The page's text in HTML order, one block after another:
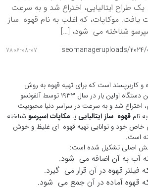
یک طراح ایتالیایی، اختراع شد و به سرعت
یافت. موکاپات، که اغلب به نام قهوه ساز
شناخته می شود، […]
seomanager
7806-08-07
کاربرپسند است که برای تهیه قهوه به روش
اسپرسو به کار می رود. این دستگاه اولین بار در سال ۱۹۳۳ توسط آلفونسو
اختراع شد و به سرعت در سراسر دنیا محبوبیت
نام قهوه ساز ایتالیایی یا مکاپات اسپرسو شناخته
خود و توانایی تهیه قهوه ای غلیظ و خوش
است.
اصلی تشکیل شده است:
آب به آن اضافه می شود.
فیلتر قهوه در آن قرار می گیرد.
قهوه آماده در آن جمع می شود.